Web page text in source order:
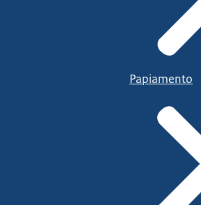
Papiamento